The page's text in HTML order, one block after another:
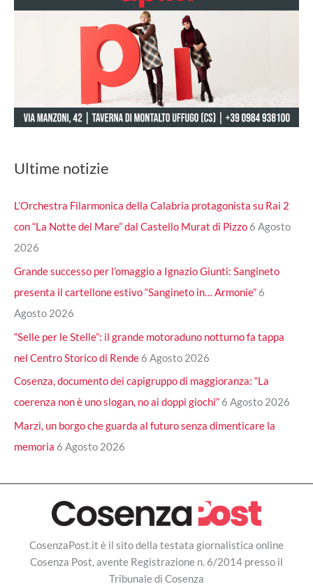
Ultime notizie
L’Orchestra Filarmonica della Calabria protagonista su Rai 2
con “La Notte del Mare” dal Castello Murat di Pizzo 6 Agosto
2026
Grande successo per l’omaggio a Ignazio Giunti: Sangineto
presenta il cartellone estivo “Sangineto in… Armonie” 6
Agosto 2026
“Selle per le Stelle”: il grande motoraduno notturno fa tappa
nel Centro Storico di Rende 6 Agosto 2026
Cosenza, documento dei capigruppo di maggioranza: “La
coerenza non è uno slogan, no ai doppi giochi” 6 Agosto 2026
Marzi, un borgo che guarda al futuro senza dimenticare la
memoria 6 Agosto 2026
CosenzaPost.it è il sito della testata giornalistica online
Cosenza Post, avente Registrazione n. 6/2014 presso il
Tribunale di Cosenza